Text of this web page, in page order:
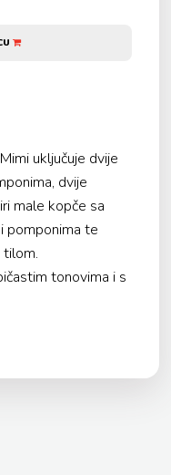
uključuje dvije
dvije
male kopče sa
pomponima te
tilom.
tonovima i s